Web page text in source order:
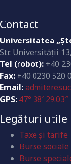
Contact
Universitatea
Str. Universităţii
Tel (robot): +40
Fax: +40 0230 520
Email:
GPS: 47° 38′
Legături utile
Taxe și tarife
Burse sociale
Burse